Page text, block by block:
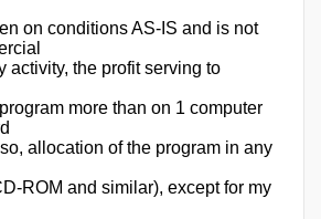
on conditions AS-IS and is not
activity, the profit serving to
more than on 1 computer
allocation of the program in any
ROM and similar), except for my